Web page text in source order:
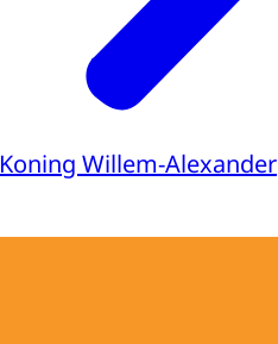
Koning Willem-Alexander